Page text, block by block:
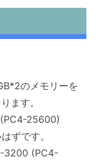
のメモリーを
ます。
25600)
ずです。
3200 (PC4-